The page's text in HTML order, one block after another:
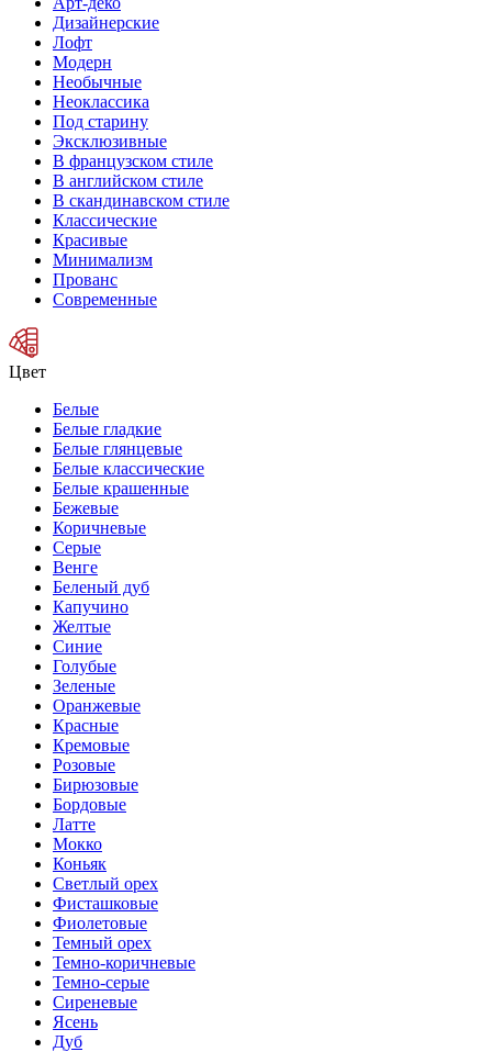
Дизайнерские
Лофт
Модерн
Необычные
Неоклассика
Под старину
Эксклюзивные
В французском стиле
В английском стиле
В скандинавском стиле
Классические
Красивые
Минимализм
Прованс
Современные
Цвет
Белые
Белые гладкие
Белые глянцевые
Белые классические
Белые крашенные
Бежевые
Коричневые
Серые
Венге
Беленый дуб
Капучино
Желтые
Синие
Голубые
Зеленые
Оранжевые
Красные
Кремовые
Розовые
Бирюзовые
Бордовые
Латте
Мокко
Коньяк
Светлый орех
Фисташковые
Фиолетовые
Темный орех
Темно-коричневые
Темно-серые
Сиреневые
Ясень
Дуб